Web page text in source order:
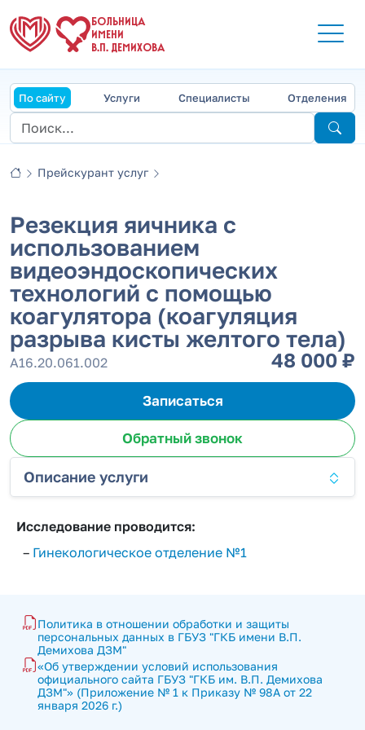
БОЛЬНИЦА
ИМЕНИ
В.П. ДЕМИХОВА
По сайту Услуги Специалисты Отделения
Прейскурант услуг
Резекция яичника с
использованием
видеоэндоскопических
технологий с помощью
коагулятора (коагуляция
разрыва кисты желтого тела)
А16.20.061.002 48 000 ₽
Записаться
Обратный звонок
Описание услуги
Исследование проводится:
– Гинекологическое отделение №1
Политика в отношении обработки и защиты
персональных данных в ГБУЗ "ГКБ имени В.П.
Демихова ДЗМ"
«Об утверждении условий использования
официального сайта ГБУЗ "ГКБ им. В.П. Демихова
ДЗМ"» (Приложение № 1 к Приказу № 98А от 22
января 2026 г.)